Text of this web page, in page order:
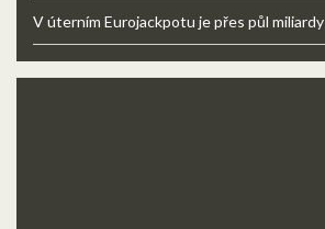
V úterním Eurojackpotu je přes půl miliardy